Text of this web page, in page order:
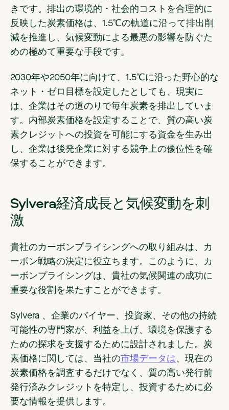
きです。排出の環境的・社会的コストを合理的に
反映した炭素価格は、1.5℃の軌道に沿って排出削
減を推進し、気候変動による最悪の影響を防ぐた
めの極めて重要な手段です。
2030年や2050年に向けて、1.5℃に沿った野心的な
ネット・ゼロ目標を設定したとしても、現実に
は、企業はその道のりで毎年炭素を排出していま
す。内部炭素価格を設定することで、質の高い炭
素クレジットへの投資を可能にする資金を生み出
し、企業は後発企業に対する競争上の優位性を確
保することができます。
Sylvera経済成長と気候変動を刺
激
貴社のカーボンプライシングへの取り組みは、カ
ーボン戦略の決定に役立ちます。このように、カ
ーボンプライシングは、貴社の気候関連の成功に
重要な役割を果たすことができます。
Sylvera 、企業のバイヤー、投資家、その他の持続
可能性の専門家が、利益を上げ、 環境を保護する
ための探求を支援するために設計されました。炭
素価格に関しては、当社の市場データは、現在の
炭素価格を調査するだけでなく、質の高い発行前
発行済みクレジットを特定し、投資するために必
要な情報を提供します。